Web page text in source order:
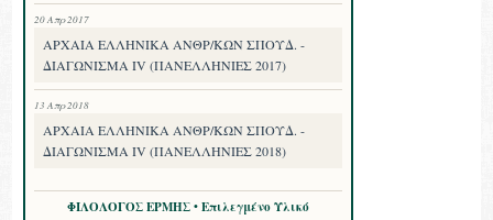
20 Απρ 2017
ΑΡΧΑΙΑ ΕΛΛΗΝΙΚΑ ΑΝΘΡ/ΚΩΝ ΣΠΟΥΔ. -
ΔΙΑΓΩΝΙΣΜΑ IV (ΠΑΝΕΛΛΗΝΙΕΣ 2017)
13 Απρ 2018
ΑΡΧΑΙΑ ΕΛΛΗΝΙΚΑ ΑΝΘΡ/ΚΩΝ ΣΠΟΥΔ. -
ΔΙΑΓΩΝΙΣΜΑ IV (ΠΑΝΕΛΛΗΝΙΕΣ 2018)
ΦΙΛΟΛΟΓΟΣ ΕΡΜΗΣ • Επιλεγμένο Υλικό